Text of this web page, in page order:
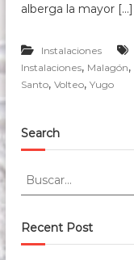
alberga la mayor […]
Instalaciones
Instalaciones, Malagón,
Santo,Volteo,Yugo
Search
B
c
a
Recent Post